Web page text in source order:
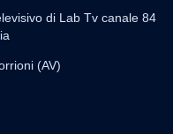
di Lab Tv canale 84
(AV)